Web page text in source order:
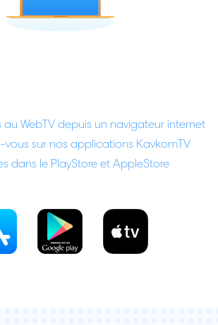
WebTV depuis un navigateur internet
sur nos applications KavkomTV
dans le PlayStore et AppleStore